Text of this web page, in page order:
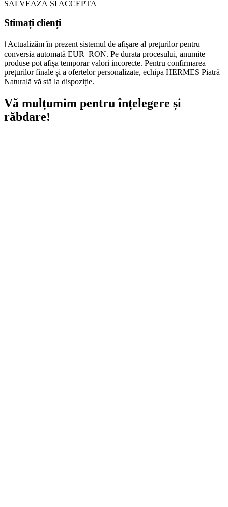
SALVEAZĂ ȘI ACCEPTĂ
Stimați clienți
ℹ️ Actualizăm în prezent sistemul de afișare al prețurilor pentru
conversia automată EUR–RON. Pe durata procesului, anumite
produse pot afișa temporar valori incorecte. Pentru confirmarea
prețurilor finale și a ofertelor personalizate, echipa HERMES Piatră
Naturală vă stă la dispoziție.
Vă mulțumim pentru înțelegere și
răbdare!